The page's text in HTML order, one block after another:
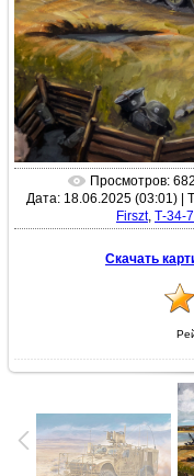
Просмотров: 682
Дата: 18.06.2025 (03:01)|
Firszt, Т-34-
Скачать